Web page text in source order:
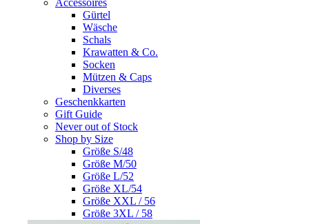
Accessoires
Gürtel
Wäsche
Schals
Krawatten & Co.
Socken
Mützen & Caps
Diverses
Geschenkkarten
Gift Guide
Never out of Stock
Shop by Size
Größe S/48
Größe M/50
Größe L/52
Größe XL/54
Größe XXL / 56
Größe 3XL / 58